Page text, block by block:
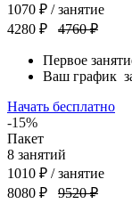
1070 ₽ / занятие
4280 ₽
4760 ₽
Первое
Ваш график
Начать бесплатно
-15%
Пакет
8 занятий
1010 ₽ / занятие
8080 ₽
9520 ₽